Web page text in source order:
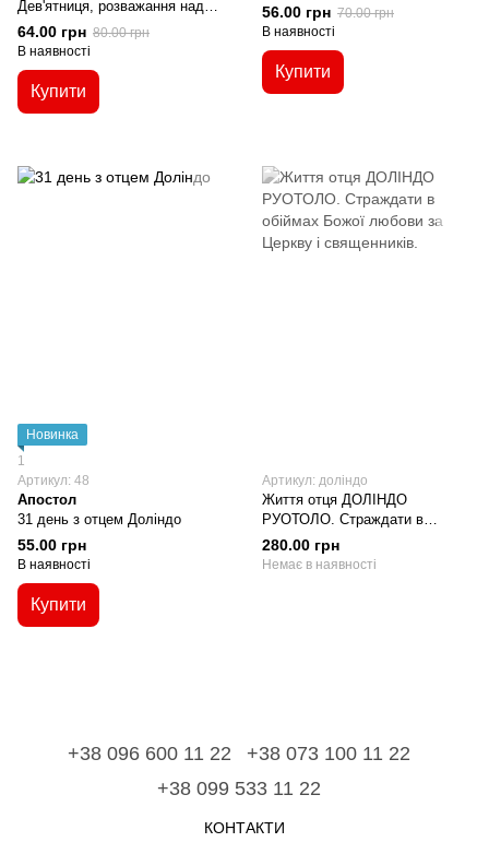
Дев'ятниця, розважання над
Таємницями Вервиці, чуда
64.00 грн 80.00 грн
В наявності
Купити
Марії
56.00 грн 70.00 грн
В наявності
Купити
Новинка
1
Артикул: 48
Апостол
31 день з отцем Доліндо
55.00 грн
В наявності
Купити
Артикул: доліндо
Життя отця ДОЛІНДО
РУОТОЛО. Страждати в
обіймах Божої любови за
Церкву і священників.
280.00 грн
Немає в наявності
+38 096 600 11 22
+38 073 100 11 22
+38 099 533 11 22
КОНТАКТИ